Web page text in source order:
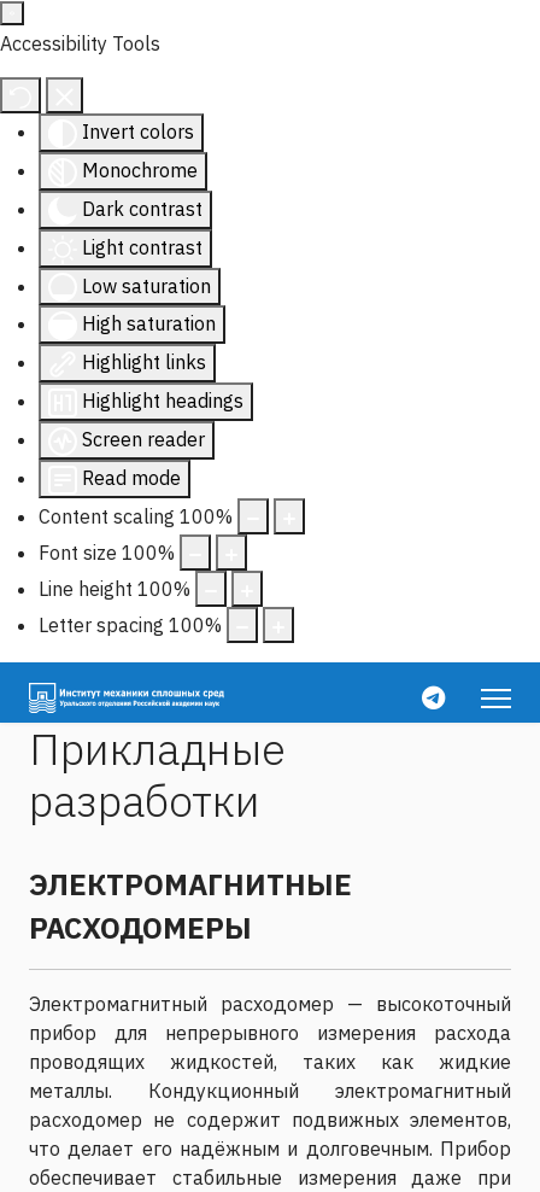
Accessibility Tools
Invert colors
Monochrome
Dark contrast
Light contrast
Low saturation
High saturation
Highlight links
Highlight headings
Screen reader
Read mode
Content scaling 100%
Font size 100%
Line height 100%
Letter spacing 100%
Прикладные
разработки
ЭЛЕКТРОМАГНИТНЫЕ
РАСХОДОМЕРЫ
Электромагнитный расходомер — высокоточный
прибор для непрерывного измерения расхода
проводящих жидкостей, таких как жидкие
металлы. Кондукционный электромагнитный
расходомер не содержит подвижных элементов,
что делает его надёжным и долговечным. Прибор
обеспечивает стабильные измерения даже при